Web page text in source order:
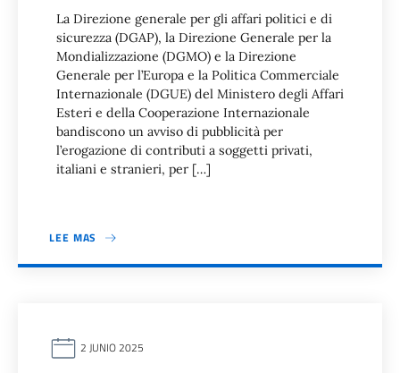
La Direzione generale per gli affari politici e di
sicurezza (DGAP), la Direzione Generale per la
Mondializzazione (DGMO) e la Direzione
Generale per l’Europa e la Politica Commerciale
Internazionale (DGUE) del Ministero degli Affari
Esteri e della Cooperazione Internazionale
bandiscono un avviso di pubblicità per
l’erogazione di contributi a soggetti privati,
italiani e stranieri, per […]
LEE MAS
2 JUNIO 2025